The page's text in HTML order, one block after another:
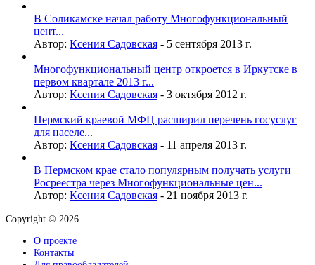
В Соликамске начал работу Многофункциональный
цент...
Автор: Ксения Садовская - 5 сентября 2013 г.
Многофункциональный центр откроется в Иркутске в
первом квартале 2013 г...
Автор: Ксения Садовская - 3 октября 2012 г.
Пермский краевой МФЦ расширил перечень госуслуг
для населе...
Автор: Ксения Садовская - 11 апреля 2013 г.
В Пермском крае стало популярным получать услуги
Росреестра через Многофункциональные цен...
Автор: Ксения Садовская - 21 ноября 2013 г.
Copyright © 2026
О проекте
Контакты